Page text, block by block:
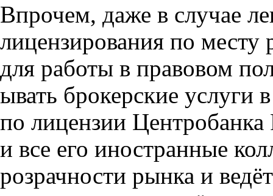
Впрочем, даже в случае
лицензирования по месту
для работы в правовом
ывать брокерские услуги
по лицензии
и все его иностранные
розрачности рынка и